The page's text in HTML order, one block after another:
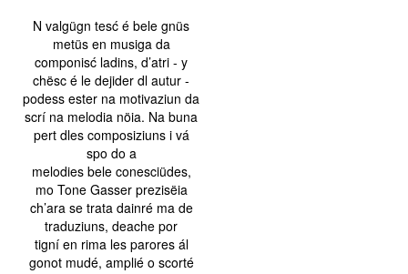
N valgügn tesć é bele gnüs
metüs en musiga da
componisć ladins, d’atri - y
chësc é le dejider dl autur -
podess ester na motivaziun da
scrí na melodia nöia. Na buna
pert dles composiziuns i vá
spo do a
melodies bele conesciüdes,
mo Tone Gasser prezisëia
ch’ara se trata dainré ma de
traduziuns, deache por
tigní en rima les parores ál
gonot mudé, amplié o scorté